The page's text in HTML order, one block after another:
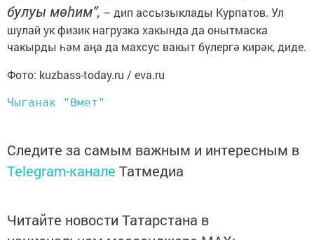
булуы мөһим”, – дип ассызыклады Курпатов. Ул
шулай ук физик нагрузка хакында да онытмаска
чакырды һәм аңа да махсус вакыт бүлергә кирәк, диде.
Фото: kuzbass-today.ru / eva.ru
Чыганак "Өмет"
Следите за самым важным и интересным в
Telegram-канале Татмедиа
Читайте новости Татарстана в